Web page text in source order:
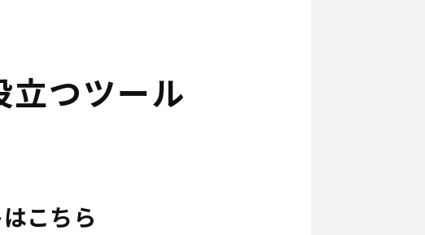
立つツール
こちら